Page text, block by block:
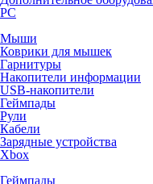
PC
Мыши
Коврики для мышек
Гарнитуры
Накопители информации
USB-накопители
Геймпады
Рули
Кабели
Зарядные устройства
Xbox
Геймпады